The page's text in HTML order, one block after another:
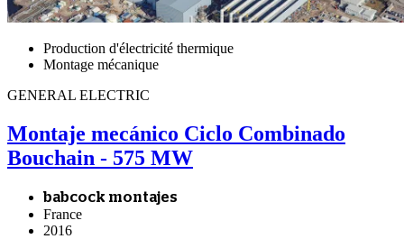
Production d'électricité thermique
Montage mécanique
GENERAL ELECTRIC
Montaje mecánico Ciclo Combinado
Bouchain - 575 MW
babcock montajes
France
2016